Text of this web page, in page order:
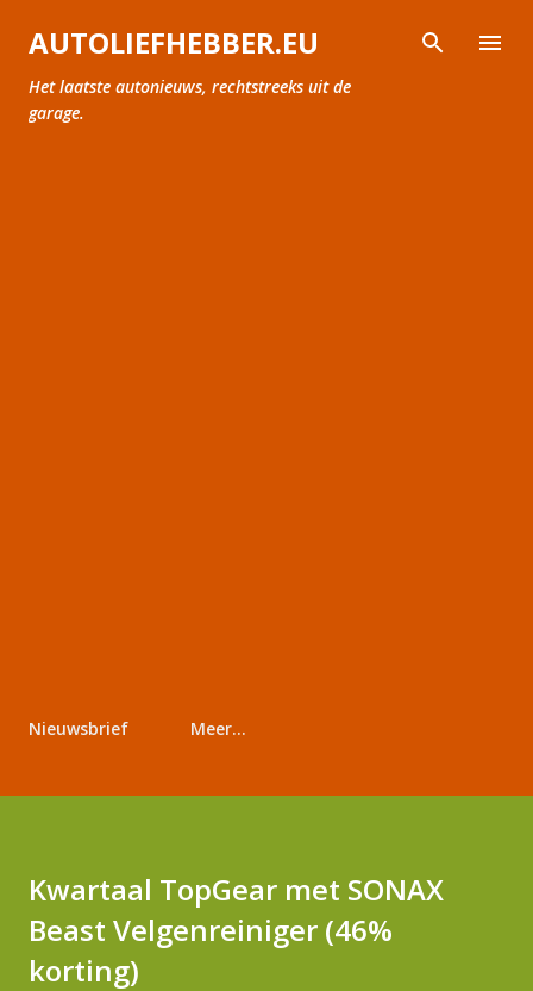
Doorgaan naar hoofdcontent
AUTOLIEFHEBBER.EU
Het laatste autonieuws, rechtstreeks uit de
garage.
Nieuwsbrief Meer…
Kwartaal TopGear met SONAX
Beast Velgenreiniger (46%
korting)